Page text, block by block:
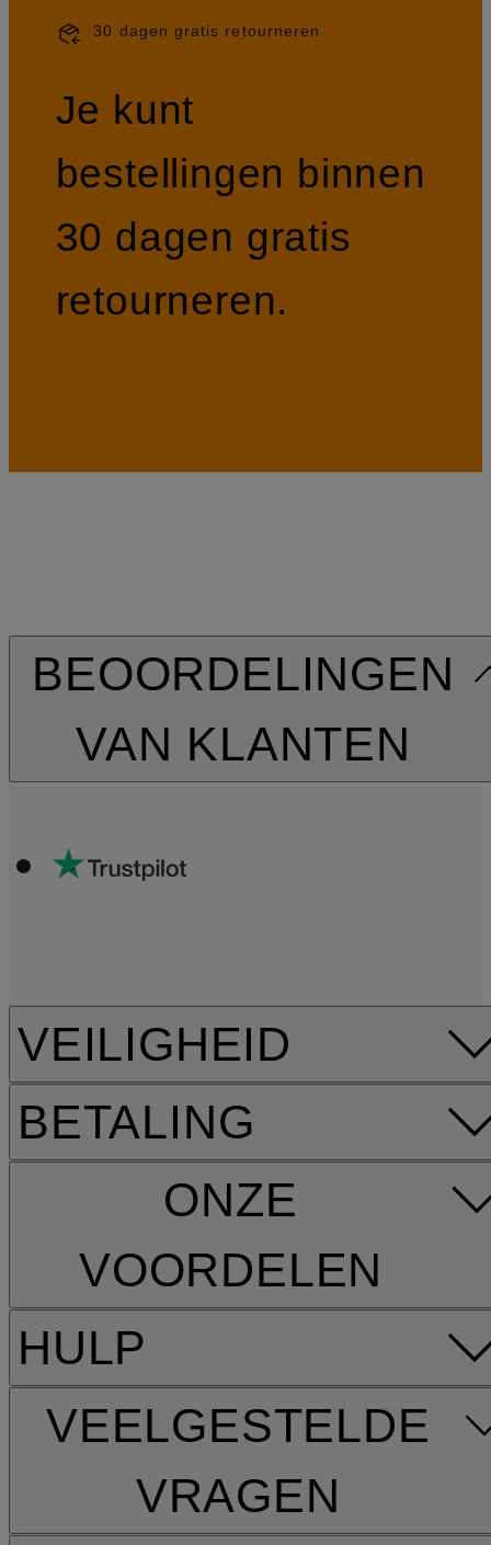
30 dagen gratis retourneren
Je kunt
bestellingen binnen
30 dagen gratis
retourneren.
HULP
VEELGESTELDE
VRAGEN
BEOORDELINGEN
VAN KLANTEN
VEILIGHEID
BETALING
ONZE
VOORDELEN